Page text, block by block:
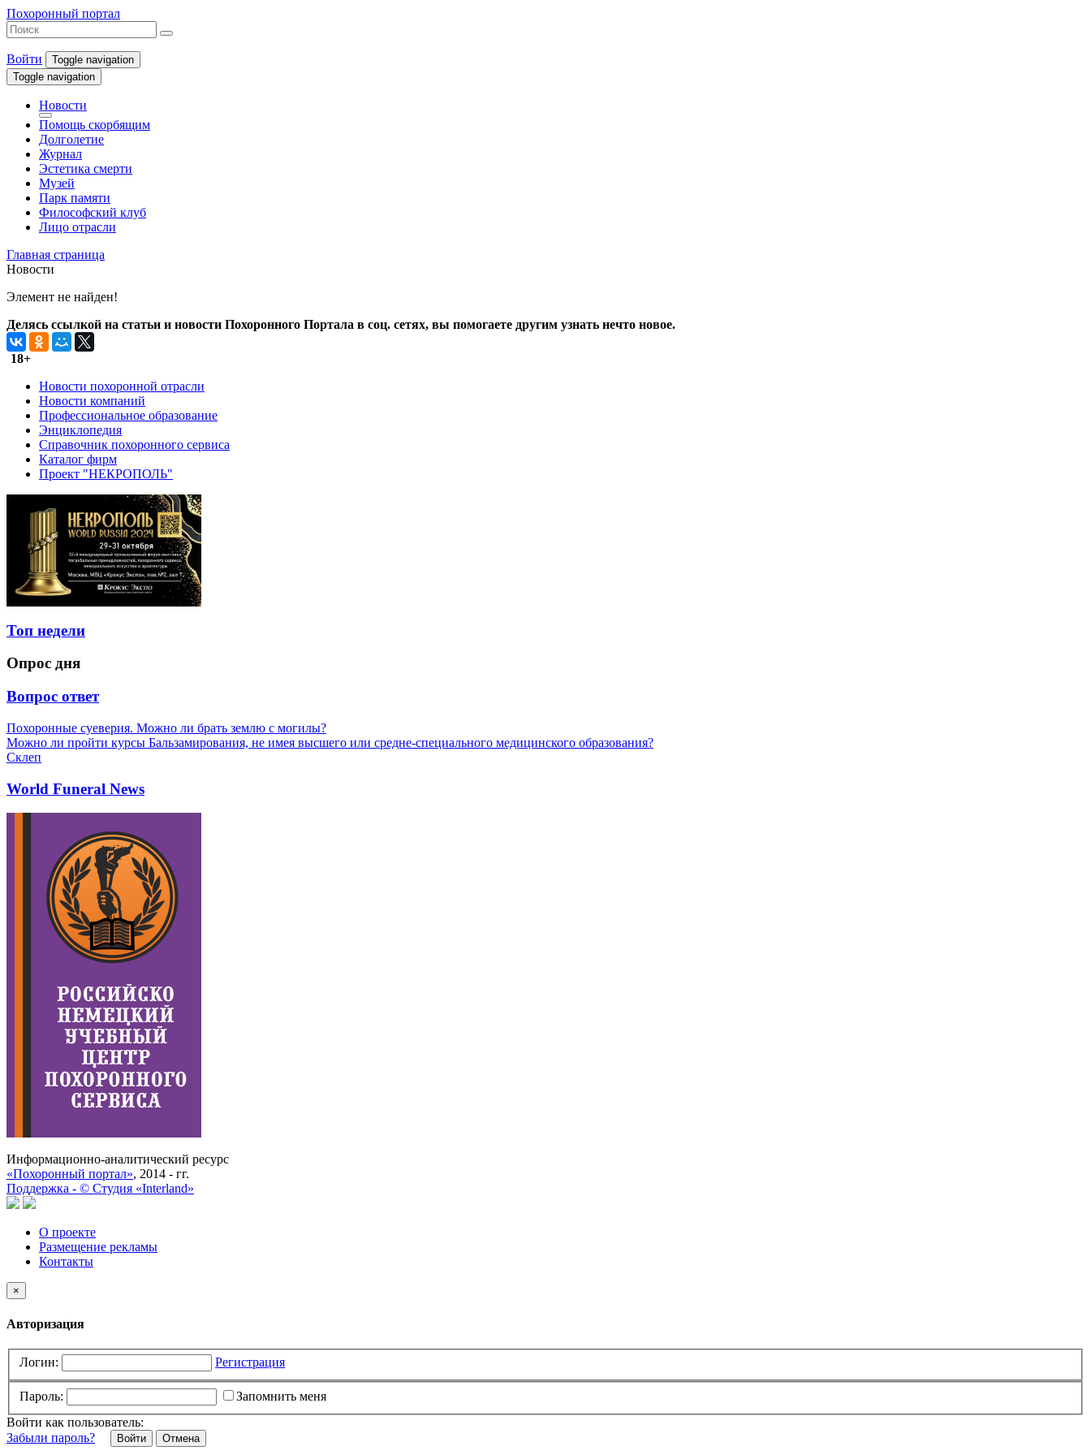
Похоронный портал
Войти
Toggle navigation
Toggle navigation
Новости
Помощь скорбящим
Долголетие
Журнал
Эстетика смерти
Музей
Парк памяти
Философский клуб
Лицо отрасли
Главная страница
Новости
Элемент не найден!
Делясь ссылкой на статьи и новости Похоронного Портала в соц. сетях, вы помогаете другим узнать нечто новое.
18+
Новости похоронной отрасли
Новости компаний
Профессиональное образование
Энциклопедия
Справочник похоронного сервиса
Каталог фирм
Проект "НЕКРОПОЛЬ"
Топ недели
Опрос дня
Вопрос ответ
Похоронные суеверия. Можно ли брать землю с могилы?
Можно ли пройти курсы Бальзамирования, не имея высшего или средне-специального медицинского образования?
Склеп
World Funeral News
Информационно-аналитический ресурс
«Похоронный портал», 2014 - гг.
Поддержка - © Cтудия «Interland»
О проекте
Размещение рекламы
Контакты
×
Авторизация
Логин: Регистрация
Пароль:
Запомнить меня
Войти как пользователь:
Забыли пароль?
Отмена